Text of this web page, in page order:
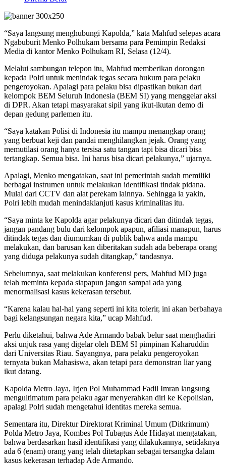
“Saya langsung menghubungi Kapolda,” kata Mahfud selepas acara
Ngabuburit Menko Polhukam bersama para Pemimpin Redaksi
Media di kantor Menko Polhukam RI, Selasa (12/4).
Melalui sambungan telepon itu, Mahfud memberikan dorongan
kepada Polri untuk menindak tegas secara hukum para pelaku
pengeroyokan. Apalagi para pelaku bisa dipastikan bukan dari
kelompok BEM Seluruh Indonesia (BEM SI) yang menggelar aksi
di DPR. Akan tetapi masyarakat sipil yang ikut-ikutan demo di
depan gedung parlemen itu.
“Saya katakan Polisi di Indonesia itu mampu menangkap orang
yang berbuat keji dan pandai menghilangkan jejak. Orang yang
memutilasi orang hanya tersisa satu tangan tapi bisa dicari bisa
tertangkap. Semua bisa. Ini harus bisa dicari pelakunya,” ujarnya.
Apalagi, Menko mengatakan, saat ini pemerintah sudah memiliki
berbagai instrumen untuk melakukan identifikasi tindak pidana.
Mulai dari CCTV dan alat perekam lainnya. Sehingga ia yakin,
Polri lebih mudah menindaklanjuti kasus kriminalitas itu.
“Saya minta ke Kapolda agar pelakunya dicari dan ditindak tegas,
jangan pandang bulu dari kelompok apapun, afiliasi manapun, harus
ditindak tegas dan diumumkan di publik bahwa anda mampu
melakukan, dan barusan kan diberitakan sudah ada beberapa orang
yang diduga pelakunya sudah ditangkap,” tandasnya.
Sebelumnya, saat melakukan konferensi pers, Mahfud MD juga
telah meminta kepada siapapun jangan sampai ada yang
menormalisasi kasus kekerasan tersebut.
“Karena kalau hal-hal yang seperti ini kita tolerir, ini akan berbahaya
bagi kelangsungan negara kita,” ucap Mahfud.
Perlu diketahui, bahwa Ade Armando babak belur saat menghadiri
aksi unjuk rasa yang digelar oleh BEM SI pimpinan Kaharuddin
dari Universitas Riau. Sayangnya, para pelaku pengeroyokan
ternyata bukan Mahasiswa, akan tetapi para demonstran liar yang
ikut datang.
Kapolda Metro Jaya, Irjen Pol Muhammad Fadil Imran langsung
mengultimatum para pelaku agar menyerahkan diri ke Kepolisian,
apalagi Polri sudah mengetahui identitas mereka semua.
Sementara itu, Direktur Direktorat Kriminal Umum (Ditkrimum)
Polda Metro Jaya, Kombes Pol Tubagus Ade Hidayat mengatakan,
bahwa berdasarkan hasil identifikasi yang dilakukannya, setidaknya
ada 6 (enam) orang yang telah ditetapkan sebagai tersangka dalam
kasus kekerasan terhadap Ade Armando.